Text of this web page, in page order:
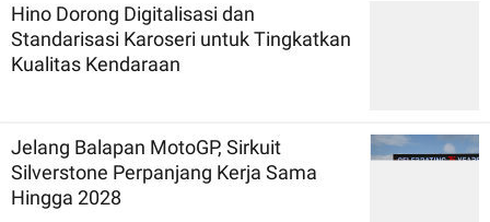
Hino Dorong Digitalisasi dan
Standarisasi Karoseri untuk Tingkatkan
Kualitas Kendaraan
Jelang Balapan MotoGP, Sirkuit
Silverstone Perpanjang Kerja Sama
Hingga 2028